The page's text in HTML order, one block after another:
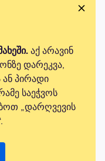
აქ არავინ
დარეკვა,
ან პირადი
საეჭვოს
„დარღვევის